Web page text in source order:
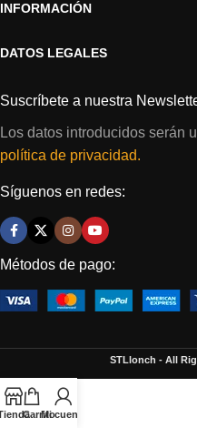
INFORMACIÓN
DATOS LEGALES
Suscríbete a nuestra
Los datos introducidos serán
política de privacidad.
Síguenos en redes:
Métodos de pago:
STLlonch - All
CarritoMi cuenta